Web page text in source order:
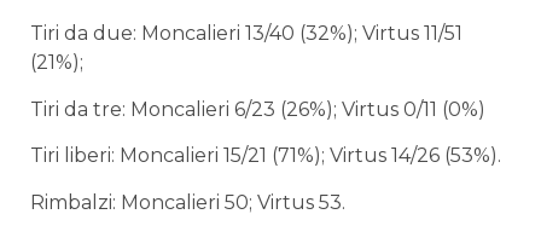
Tiri da due: Moncalieri 13/40 (32%); Virtus 11/51
(21%);
Tiri da tre: Moncalieri 6/23 (26%); Virtus 0/11 (0%)
Tiri liberi: Moncalieri 15/21 (71%); Virtus 14/26 (53%).
Rimbalzi: Moncalieri 50; Virtus 53.